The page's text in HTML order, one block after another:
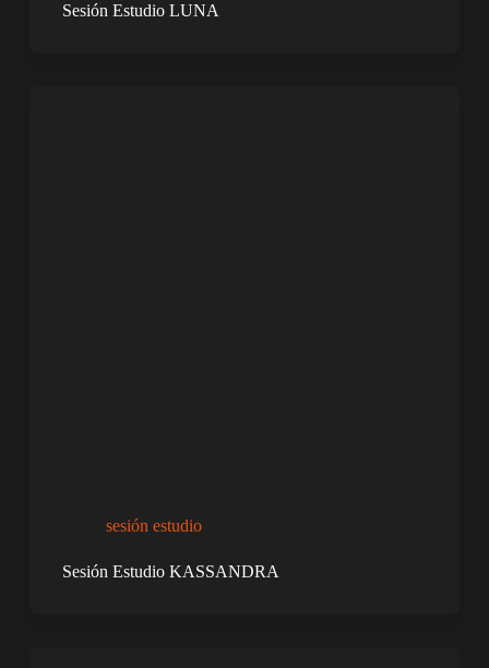
Sesión Estudio LUNA
sesión estudio
Sesión Estudio KASSANDRA